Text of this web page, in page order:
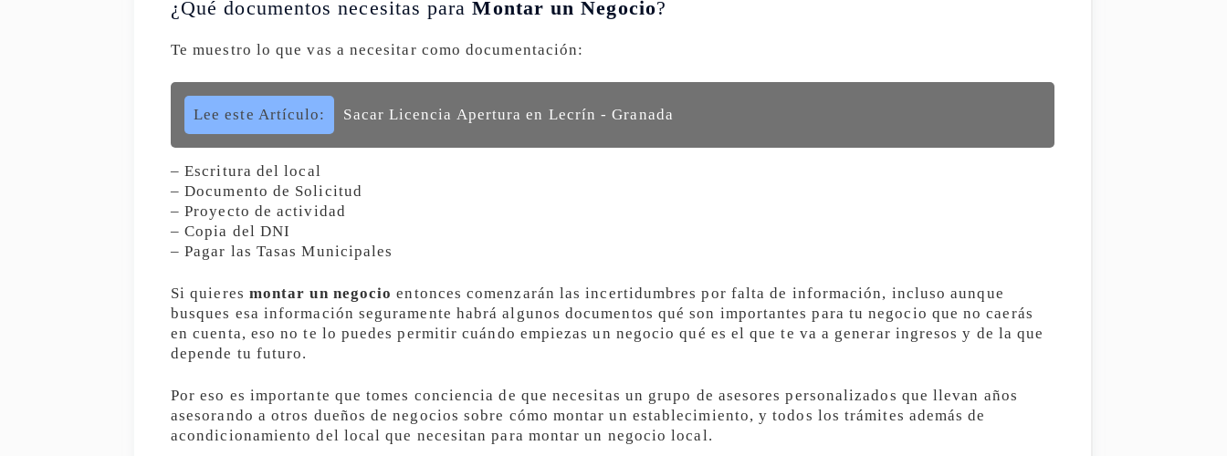
¿Qué documentos necesitas paraMontar un Negocio?
Te muestro lo que vas a necesitar como documentación:
Lee este Artículo: Sacar Licencia Apertura en Lecrín - Granada
– Escritura del local
– Documento de Solicitud
– Proyecto de actividad
– Copia del DNI
– Pagar las Tasas Municipales
Si quieres montar un negocio entonces comenzarán las incertidumbres por falta de información, incluso aunque
busques esa información seguramente habrá algunos documentos qué son importantes para tu negocio que no caerás
en cuenta, eso no te lo puedes permitir cuándo empiezas un negocio qué es el que te va a generar ingresos y de la que
depende tu futuro.
Por eso es importante que tomes conciencia de que necesitas un grupo de asesores personalizados que llevan años
asesorando a otros dueños de negocios sobre cómo montar un establecimiento, y todos los trámites además de
acondicionamiento del local que necesitan para montar un negocio local.